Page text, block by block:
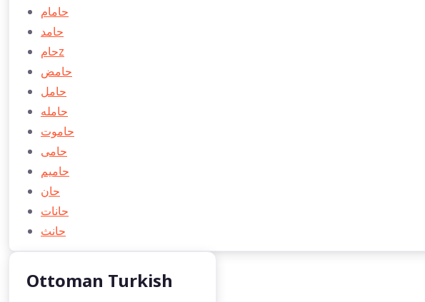
حامام
حامد
حامz
حامض
حامل
حامله
حاموت
حامی
حامیم
حان
حانات
حانث
Ottoman Turkish